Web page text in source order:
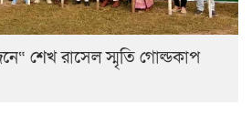
শেখ রাসেল স্মৃতি গোল্ডকাপ